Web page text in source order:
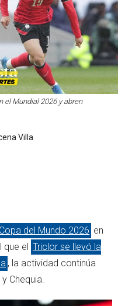
el Mundial 2026 y abren
Villa
del Mundo 2026 en
el Triclor se llevó la
, la actividad continúa
Chequia.